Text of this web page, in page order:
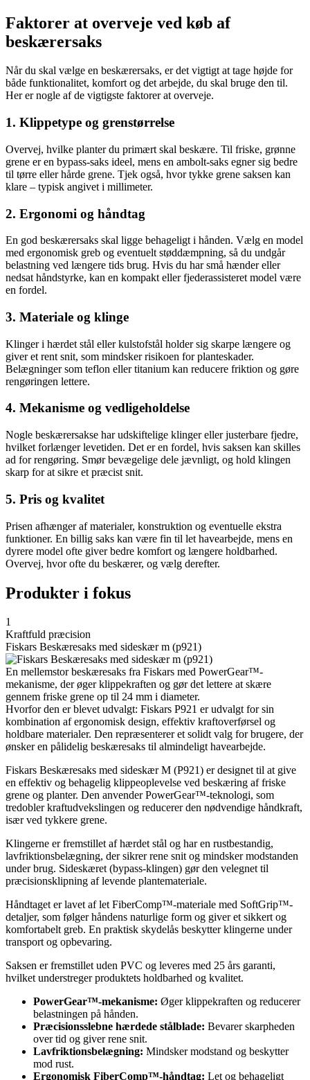
Faktorer at overveje ved køb af
beskærersaks
Når du skal vælge en beskærersaks, er det vigtigt at tage højde for
både funktionalitet, komfort og det arbejde, du skal bruge den til.
Her er nogle af de vigtigste faktorer at overveje.
1. Klippetype og grenstørrelse
Overvej, hvilke planter du primært skal beskære. Til friske, grønne
grene er en bypass-saks ideel, mens en ambolt-saks egner sig bedre
til tørre eller hårde grene. Tjek også, hvor tykke grene saksen kan
klare – typisk angivet i millimeter.
2. Ergonomi og håndtag
En god beskærersaks skal ligge behageligt i hånden. Vælg en model
med ergonomisk greb og eventuelt støddæmpning, så du undgår
belastning ved længere tids brug. Hvis du har små hænder eller
nedsat håndstyrke, kan en kompakt eller fjederassisteret model være
en fordel.
3. Materiale og klinge
Klinger i hærdet stål eller kulstofstål holder sig skarpe længere og
giver et rent snit, som mindsker risikoen for planteskader.
Belægninger som teflon eller titanium kan reducere friktion og gøre
rengøringen lettere.
4. Mekanisme og vedligeholdelse
Nogle beskærersakse har udskiftelige klinger eller justerbare fjedre,
hvilket forlænger levetiden. Det er en fordel, hvis saksen kan skilles
ad for rengøring. Smør bevægelige dele jævnligt, og hold klingen
skarp for at sikre et præcist snit.
5. Pris og kvalitet
Prisen afhænger af materialer, konstruktion og eventuelle ekstra
funktioner. En billig saks kan være fin til let havearbejde, mens en
dyrere model ofte giver bedre komfort og længere holdbarhed.
Overvej, hvor ofte du beskærer, og vælg derefter.
Produkter i fokus
1
Kraftfuld præcision
Fiskars Beskæresaks med sideskær m (p921)
En mellemstor beskæresaks fra Fiskars med PowerGear™-
mekanisme, der øger klippekraften og gør det lettere at skære
gennem friske grene op til 24 mm i diameter.
Hvorfor den er blevet udvalgt: Fiskars P921 er udvalgt for sin
kombination af ergonomisk design, effektiv kraftoverførsel og
holdbare materialer. Den repræsenterer et solidt valg for brugere, der
ønsker en pålidelig beskæresaks til almindeligt havearbejde.
Fiskars Beskæresaks med sideskær M (P921) er designet til at give
en effektiv og behagelig klippeoplevelse ved beskæring af friske
grene og planter. Den anvender PowerGear™-teknologi, som
tredobler kraftudvekslingen og reducerer den nødvendige håndkraft,
især ved tykkere grene.
Klingerne er fremstillet af hærdet stål og har en rustbestandig,
lavfriktionsbelægning, der sikrer rene snit og mindsker modstanden
under brug. Sideskæret (bypass-klingen) gør den velegnet til
præcisionsklipning af levende plantemateriale.
Håndtaget er lavet af let FiberComp™-materiale med SoftGrip™-
detaljer, som følger håndens naturlige form og giver et sikkert og
komfortabelt greb. En praktisk skydelås beskytter klingerne under
transport og opbevaring.
Saksen er fremstillet uden PVC og leveres med 25 års garanti,
hvilket understreger produktets holdbarhed og kvalitet.
PowerGear™-mekanisme: Øger klippekraften og reducerer
belastningen på hånden.
Præcisionsslebne hærdede stålblade: Bevarer skarpheden
over tid og giver rene snit.
Lavfriktionsbelægning: Mindsker modstand og beskytter
mod rust.
Ergonomisk FiberComp™-håndtag: Let og behageligt